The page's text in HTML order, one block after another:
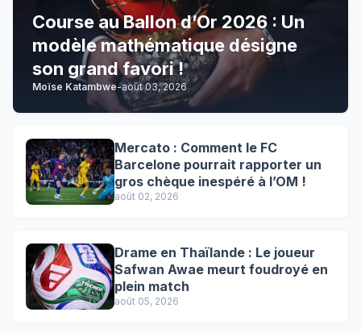
Course au Ballon d’Or 2026 : Un
modèle mathématique désigne
son grand favori !
Moïse Katambwe-août 03, 2026
Mercato : Comment le FC
Barcelone pourrait rapporter un
gros chèque inespéré à l’OM !
août 02, 2026
Drame en Thaïlande : Le joueur
Safwan Awae meurt foudroyé en
plein match
août 05, 2026